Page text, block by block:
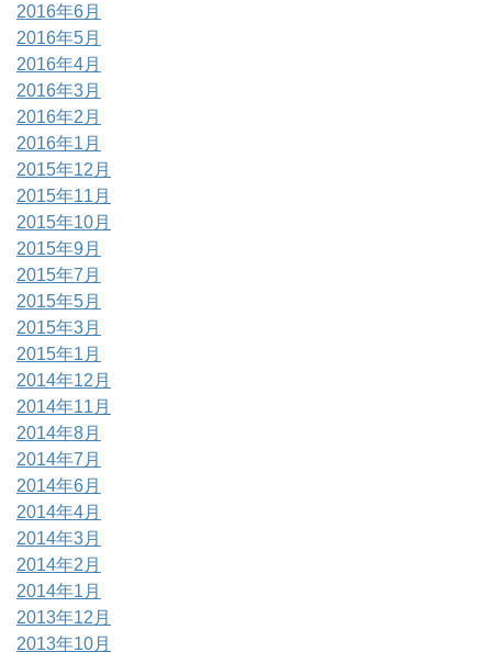
2016年6月
2016年5月
2016年4月
2016年3月
2016年2月
2016年1月
2015年12月
2015年11月
2015年10月
2015年9月
2015年7月
2015年5月
2015年3月
2015年1月
2014年12月
2014年11月
2014年8月
2014年7月
2014年6月
2014年4月
2014年3月
2014年2月
2014年1月
2013年12月
2013年10月